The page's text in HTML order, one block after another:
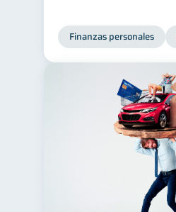
información financiera
Finanzas personales